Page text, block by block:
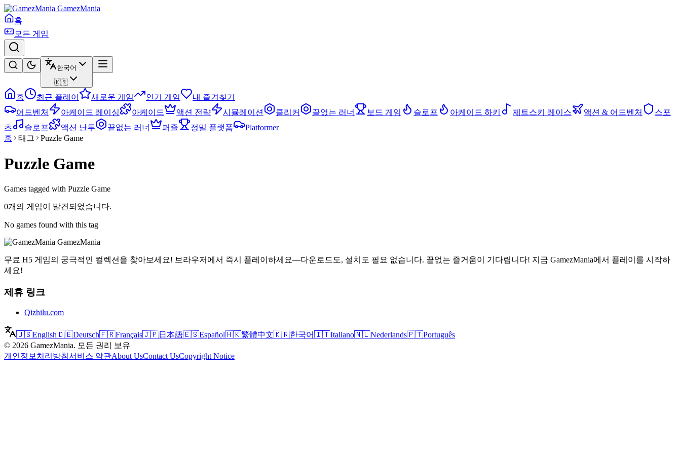
GamezMania
홈
모든 게임
한국어
🇰🇷
홈 최근 플레이 새로운 게임 인기 게임
내 즐겨찾기
어드벤처
아케이드 레이싱 아케이드 액션 전략 시뮬레이션 클리커 끝없는 러너 보드 게임 슬로프 아케이드 하키 제트스키 레이스 액션 & 어드벤처
스포
츠
슬로프 액션 난투 끝없는 러너 퍼즐 정밀 플랫폼
Platformer
홈
태그 Puzzle Game
Puzzle Game
Games tagged with Puzzle Game
0개의 게임이 발견되었습니다.
No games found with this tag
GamezMania
무료 H5 게임의 궁극적인 컬렉션을 찾아보세요! 브라우저에서 즉시 플레이하세요—다운로드도, 설치도 필요 없습니다. 끝없는 즐거움이 기다립니다! 지금 GamezMania에서 플레이를 시작하
세요!
제휴 링크
Qizhilu.com
🇺🇸English🇩🇪Deutsch🇫🇷Français🇯🇵日本語🇪🇸Español🇭🇰繁體中文🇰🇷한국어🇮🇹Italiano🇳🇱Nederlands🇵🇹Português
© 2026 GamezMania. 모든 권리 보유
개인정보처리방침서비스 약관About UsContact UsCopyright Notice